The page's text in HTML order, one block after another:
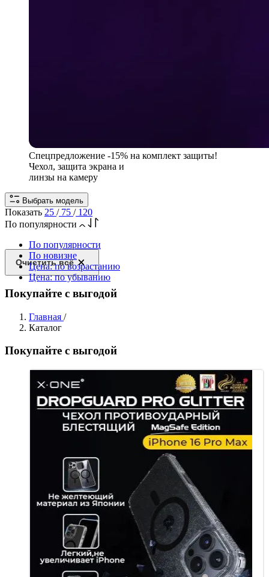
Спецпредложение -15% на комплект защиты!
Чехол, защита экрана и
линзы на камеру
Выбрать модель
Показать 25 / 75 / 120
По популярности
По популярности
По новизне
Цена: по возрастанию
Цена: по убыванию
Очистить всё
Покупайте с выгодой
Главная /
Каталог
Покупайте с выгодой